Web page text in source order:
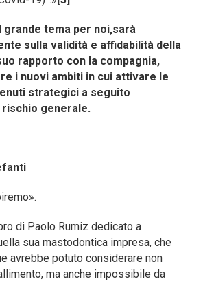
grande tema per noi,sarà
sulla validità e affidabilità della
rapporto con la compagnia,
i nuovi ambiti in cui attivare le
strategici a seguito
rischio generale.
di Paolo Rumiz dedicato a
sua mastodontica impresa, che
avrebbe potuto considerare non
ma anche impossibile da